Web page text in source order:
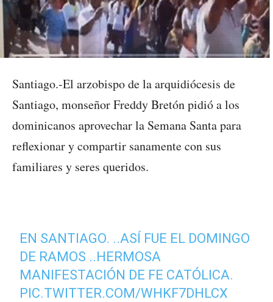
Santiago.-El arzobispo de la arquidiócesis de
Santiago, monseñor Freddy Bretón pidió a los
dominicanos aprovechar la Semana Santa para
reflexionar y compartir sanamente con sus
familiares y seres queridos.
EN SANTIAGO. ..ASÍ FUE EL DOMINGO
DE RAMOS ..HERMOSA
MANIFESTACIÓN DE FE CATÓLICA.
PIC.TWITTER.COM/WHKF7DHLCX